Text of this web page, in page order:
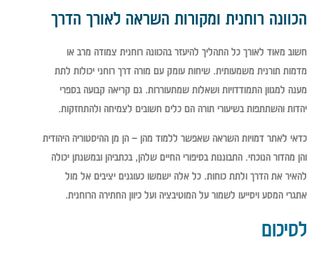
הכוונה רוחנית ומקורות השראה לאורך הדרך
חשוב מאוד לאורך כל התהליך להיעזר בהכוונה רוחנית צמודה מרב או
מדמות תורנית משמעותית. שיחות עומק עם מורה דרך רוחני יכולות לתת
מענה למגוון התמודדויות ושאלות שמתעוררות. גם קריאה קבועה בספרי
יהדות והשתתפות בשיעורי תורה הם כלים חשובים לצמיחה ולהתחזקות.
כדאי לאתר דמויות השראה שאפשר ללמוד מהן – הן מן ההיסטוריה היהודית
והן מהדור הנוכחי. התבוננות בסיפורי החיים שלהן, בכתביהן ובמשנתן יכולה
להאיר את הדרך ולתת כוחות. כל אלה ישמשו כעוגנים יציבים אל מול
אתגרי המסע ויסייעו לשמור על המוטיבציה ועל כיוון החתירה הרוחנית.
לסיכום